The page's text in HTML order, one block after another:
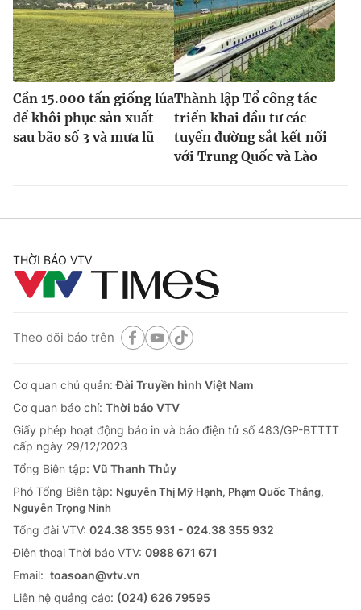
Cần 15.000 tấn giống lúa
để khôi phục sản xuất
sau bão số 3 và mưa lũ
Thành lập Tổ công tác
triển khai đầu tư các
tuyến đường sắt kết nối
với Trung Quốc và Lào
THỜI BÁO VTV
Theo dõi báo trên
Cơ quan chủ quản:Đài Truyền hình Việt Nam
Cơ quan báo chí: Thời báo VTV
Giấy phép hoạt động báo in và báo điện tử số 483/GP-BTTTT
cấp ngày 29/12/2023
Tổng Biên tập: Vũ Thanh Thủy
Phó Tổng Biên tập: Nguyễn Thị Mỹ Hạnh, Phạm Quốc Thắng,
Nguyễn Trọng Ninh
Tổng đài VTV: 024.38 355 931 - 024.38 355 932
Ðiện thoại Thời báo VTV: 0988 671 671
Email: toasoan@vtv.vn
Liên hệ quảng cáo: (024) 626 79595